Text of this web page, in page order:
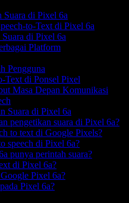
Suara di Pixel 6a
to-Text di Pixel 6a
di Pixel 6a
Platform
Pengguna
Text di Ponsel Pixel
Masa Depan Komunikasi
Suara di Pixel 6a
pengetikan suara di Pixel 6a?
to text di Google Pixels?
speech di Pixel 6a?
punya perintah suara?
di Pixel 6a?
Pixel 6a?
Pixel 6a?